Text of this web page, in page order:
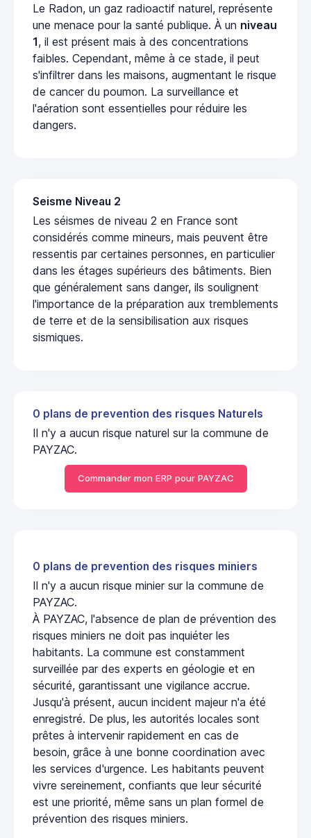
Le Radon, un gaz radioactif naturel, représente
une menace pour la santé publique. À un niveau
1, il est présent mais à des concentrations
faibles. Cependant, même à ce stade, il peut
s'infiltrer dans les maisons, augmentant le risque
de cancer du poumon. La surveillance et
l'aération sont essentielles pour réduire les
dangers.
Seisme Niveau 2
Les séismes de niveau 2 en France sont
considérés comme mineurs, mais peuvent être
ressentis par certaines personnes, en particulier
dans les étages supérieurs des bâtiments. Bien
que généralement sans danger, ils soulignent
l'importance de la préparation aux tremblements
de terre et de la sensibilisation aux risques
sismiques.
0 plans de prevention des risques Naturels
Il n'y a aucun risque naturel sur la commune de
PAYZAC.
Commander mon ERP pour PAYZAC
0 plans de prevention des risques miniers
Il n'y a aucun risque minier sur la commune de
PAYZAC.
À PAYZAC, l'absence de plan de prévention des
risques miniers ne doit pas inquiéter les
habitants. La commune est constamment
surveillée par des experts en géologie et en
sécurité, garantissant une vigilance accrue.
Jusqu'à présent, aucun incident majeur n'a été
enregistré. De plus, les autorités locales sont
prêtes à intervenir rapidement en cas de
besoin, grâce à une bonne coordination avec
les services d'urgence. Les habitants peuvent
vivre sereinement, confiants que leur sécurité
est une priorité, même sans un plan formel de
prévention des risques miniers.